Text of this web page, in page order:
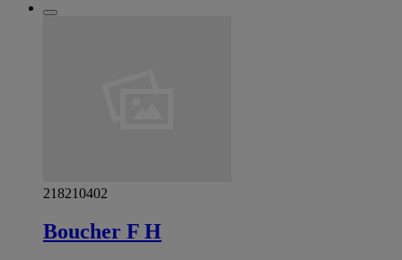
218210402
Boucher F H